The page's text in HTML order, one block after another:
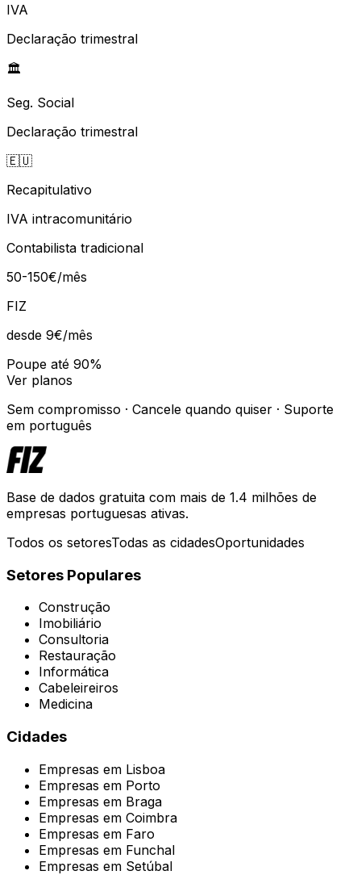
IVA
Declaração trimestral
🏛️
Seg. Social
Declaração trimestral
🇪🇺
Recapitulativo
IVA intracomunitário
Contabilista tradicional
50-150€/mês
FIZ
desde 9€/mês
Poupe até 90%
Ver planos
Sem compromisso · Cancele quando quiser · Suporte
em português
Base de dados gratuita com mais de 1.4 milhões de
empresas portuguesas ativas.
Todos os setoresTodas as cidadesOportunidades
Setores Populares
Construção
Imobiliário
Consultoria
Restauração
Informática
Cabeleireiros
Medicina
Cidades
Empresas em Lisboa
Empresas em Porto
Empresas em Braga
Empresas em Coimbra
Empresas em Faro
Empresas em Funchal
Empresas em Setúbal